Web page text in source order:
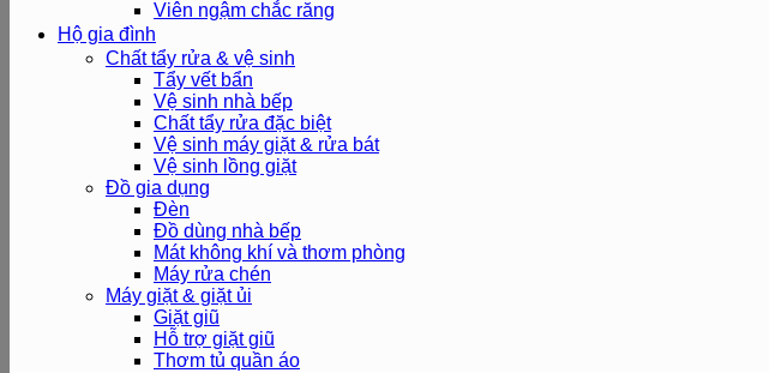
Viên ngậm chắc răng
Hộ gia đình
Chất tẩy rửa & vệ sinh
Tẩy vết bẩn
Vệ sinh nhà bếp
Chất tẩy rửa đặc biệt
Vệ sinh máy giặt & rửa bát
Vệ sinh lồng giặt
Đồ gia dụng
Đèn
Đồ dùng nhà bếp
Mát không khí và thơm phòng
Máy rửa chén
Máy giặt & giặt ủi
Giặt giũ
Hỗ trợ giặt giũ
Thơm tủ quần áo